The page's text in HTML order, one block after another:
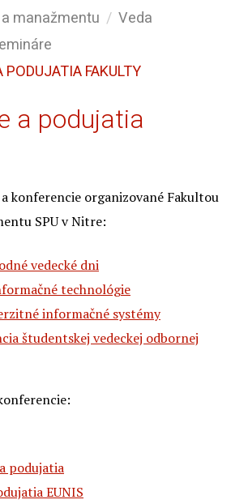
manažmentu
Veda
PODUJATIA FAKULTY
a podujatia
konferencie organizované Fakultou
SPU v Nitre:
vedecké dni
technológie
informačné systémy
študentskej vedeckej odbornej
podujatia
EUNIS